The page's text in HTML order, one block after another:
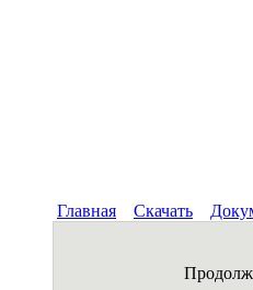
Главная Скачать